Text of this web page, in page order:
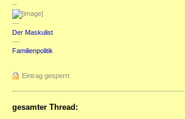
--
---
Der Maskulist
---
Familienpolitik
Eintrag gesperrt
gesamter Thread: